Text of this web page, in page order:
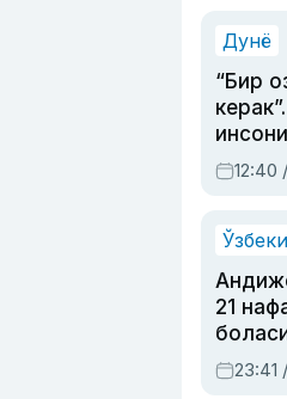
Дунё
“Бир
олмай
12:40
21
содир
ҳукми
23:41